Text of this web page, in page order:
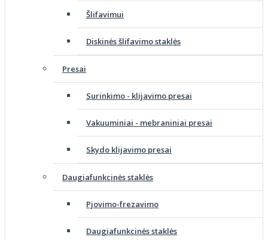
Šlifavimui
Diskinės šlifavimo staklės
Presai
Surinkimo - klijavimo presai
Vakuuminiai - mebraniniai presai
Skydo klijavimo presai
Daugiafunkcinės staklės
Pjovimo-frezavimo
Daugiafunkcinės staklės